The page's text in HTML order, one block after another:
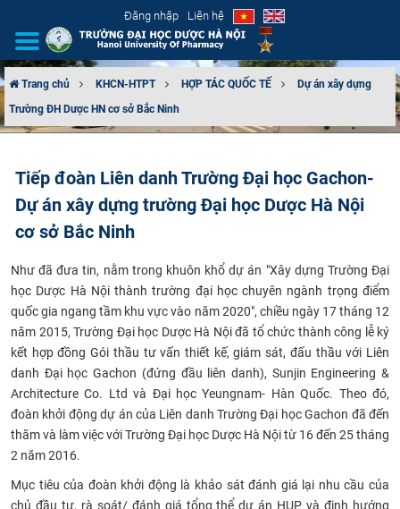
Đăng nhập Liên hệ
GIỚI THIỆU
TUYỂN SINH
ĐẢM BẢO CHẤT LƯỢNG
KHOA HỌC CÔNG NGHỆ
HTQT
CỰU NGƯỜI HỌC
Trang chủ KHCN-HTPT HỢP TÁC QUỐC TẾ
Dự án xây dựng
Trường ĐH Dược HN cơ sở Bắc Ninh
Tiếp đoàn Liên danh Trường Đại học Gachon-
Dự án xây dựng trường Đại học Dược Hà Nội
cơ sở Bắc Ninh
Như đã đưa tin, nằm trong khuôn khổ dự án "Xây dựng Trường Đại
học Dược Hà Nội thành trường đại học chuyên ngành trọng điểm
quốc gia ngang tầm khu vực vào năm 2020", chiều ngày 17 tháng 12
năm 2015, Trường Đại học Dược Hà Nội đã tổ chức thành công lễ ký
kết hợp đồng Gói thầu tư vấn thiết kế, giám sát, đấu thầu với Liên
danh Đại học Gachon (đứng đầu liên danh), Sunjin Engineering &
Architecture Co. Ltd và Đại học Yeungnam- Hàn Quốc. Theo đó,
đoàn khởi động dự án của Liên danh Trường Đại học Gachon đã đến
thăm và làm việc với Trường Đại học Dược Hà Nội từ 16 đến 25 tháng
2 năm 2016.
Mục tiêu của đoàn khởi động là khảo sát đánh giá lại nhu cầu của
chủ đầu tư, rà soát/ đánh giá tổng thể dự án HUP và định hướng